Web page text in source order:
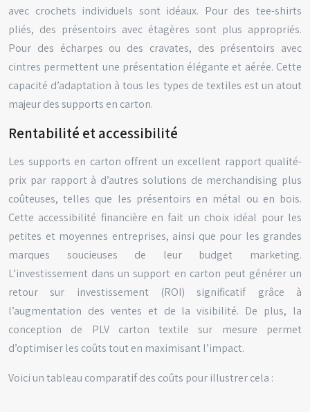
avec crochets individuels sont idéaux. Pour des tee-shirts
pliés, des présentoirs avec étagères sont plus appropriés.
Pour des écharpes ou des cravates, des présentoirs avec
cintres permettent une présentation élégante et aérée. Cette
capacité d’adaptation à tous les types de textiles est un atout
majeur des supports en carton.
Rentabilité et accessibilité
Les supports en carton offrent un excellent rapport qualité-
prix par rapport à d’autres solutions de merchandising plus
coûteuses, telles que les présentoirs en métal ou en bois.
Cette accessibilité financière en fait un choix idéal pour les
petites et moyennes entreprises, ainsi que pour les grandes
marques soucieuses de leur budget marketing.
L’investissement dans un support en carton peut générer un
retour sur investissement (ROI) significatif grâce à
l’augmentation des ventes et de la visibilité. De plus, la
conception de PLV carton textile sur mesure permet
d’optimiser les coûts tout en maximisant l’impact.
Voici un tableau comparatif des coûts pour illustrer cela :